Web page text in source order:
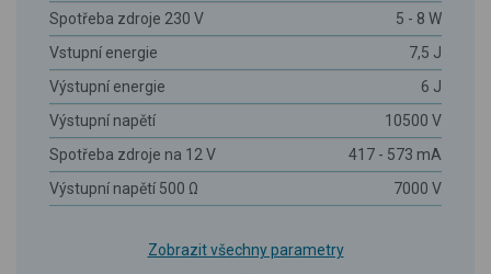
Spotřeba zdroje 230 V
5 - 8 W
Vstupní energie
7,5 J
Výstupní energie
6 J
Výstupní napětí
10500 V
Spotřeba zdroje na 12 V
417 - 573 mA
Výstupní napětí 500 Ω
7000 V
Zobrazit všechny parametry